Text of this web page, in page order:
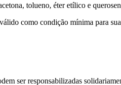
tolueno, éter etílico e
como condição mínima para
ser responsabilizadas